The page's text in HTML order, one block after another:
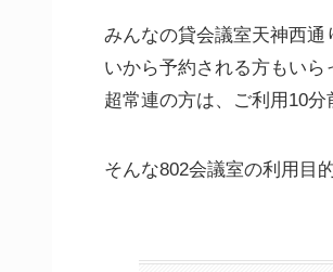
みんなの貸会議室天神西
いから予約される方もいら
超常連の方は、ご利用10分
そんな802会議室の利用目